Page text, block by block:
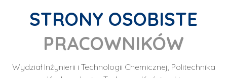
STRONY OSOBISTE
PRACOWNIKÓW
Wydział Inżynierii i Technologii Chemicznej, Politechnika